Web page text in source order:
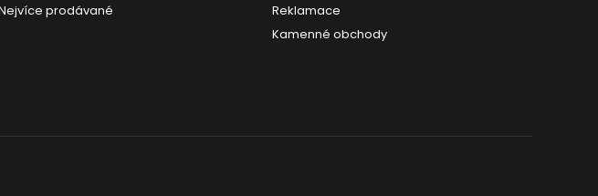
prodávané
Reklamace
Kamenné obchody